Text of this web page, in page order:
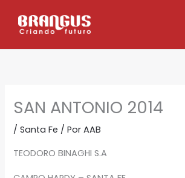
SAN ANTONIO 2014
/Santa Fe / PorAAB
TEODORO BINAGHI S.A